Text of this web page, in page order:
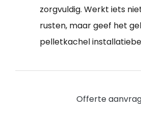
zorgvuldig. Werkt iets
rusten, maar geef het
pelletkachel
Offerte